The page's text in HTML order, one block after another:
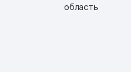
область